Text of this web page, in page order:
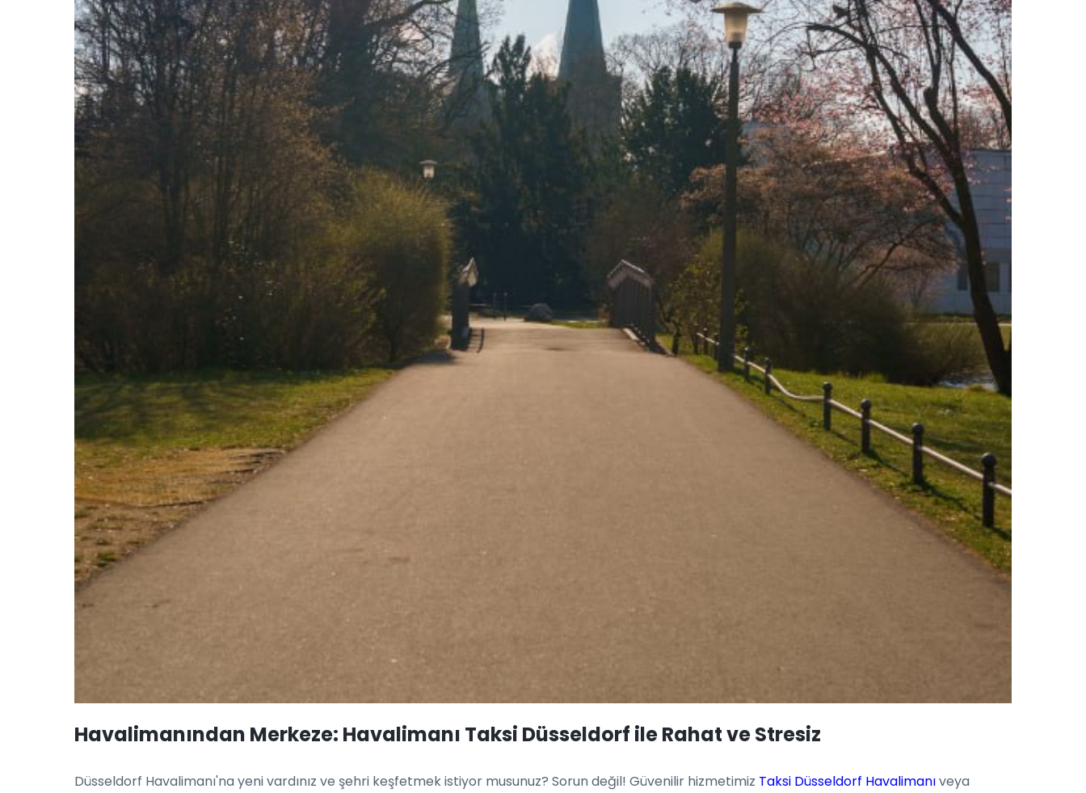
Havalimanından Merkeze: Havalimanı Taksi Düsseldorf ile Rahat ve Stresiz
Düsseldorf Havalimanı'na yeni vardınız ve şehri keşfetmek istiyor musunuz? Sorun değil! Güvenilir hizmetimiz Taksi Düsseldorf Havalimanıveya